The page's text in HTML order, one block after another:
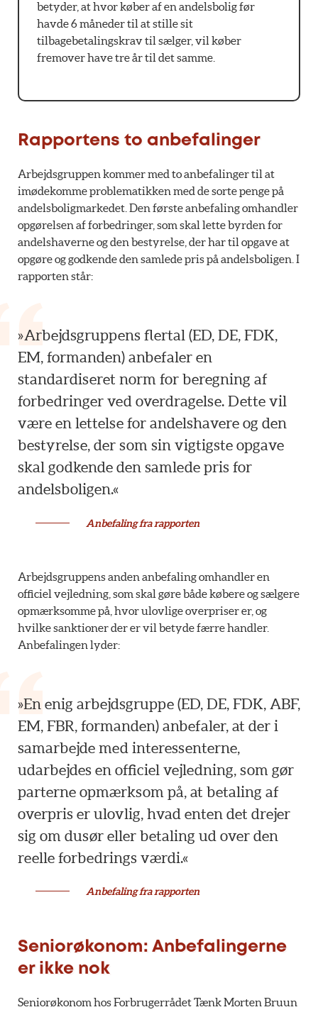
betyder, at hvor køber af en andelsbolig før
havde 6 måneder til at stille sit
tilbagebetalingskrav til sælger, vil køber
fremover have tre år til det samme.
Rapportens to anbefalinger
Arbejdsgruppen kommer med to anbefalinger til at
imødekomme problematikken med de sorte penge på
andelsboligmarkedet. Den første anbefaling omhandler
opgørelsen af forbedringer, som skal lette byrden for
andelshaverne og den bestyrelse, der har til opgave at
opgøre og godkende den samlede pris på andelsboligen. I
rapporten står:
» Arbejdsgruppens flertal (ED, DE, FDK,
EM, formanden) anbefaler en
standardiseret norm for beregning af
forbedringer ved overdragelse. Dette vil
være en lettelse for andelshavere og den
bestyrelse, der som sin vigtigste opgave
skal godkende den samlede pris for
andelsboligen.«
Anbefaling fra rapporten
Arbejdsgruppens anden anbefaling omhandler en
officiel vejledning, som skal gøre både købere og sælgere
opmærksomme på, hvor ulovlige overpriser er, og
hvilke sanktioner der er vil betyde færre handler.
Anbefalingen lyder:
»En enig arbejdsgruppe (ED, DE, FDK, ABF,
EM, FBR, formanden) anbefaler, at der i
samarbejde med interessenterne,
udarbejdes en officiel vejledning, som gør
parterne opmærksom på, at betaling af
overpris er ulovlig, hvad enten det drejer
sig om dusør eller betaling ud over den
reelle forbedrings værdi.«
Anbefaling fra rapporten
Seniorøkonom: Anbefalingerne
er ikke nok
Seniorøkonom hos Forbrugerrådet Tænk Morten Bruun